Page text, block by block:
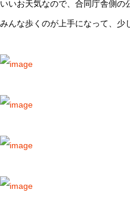
いいお天気なので、合同庁舎側の
みんな歩くのが上手になって、少